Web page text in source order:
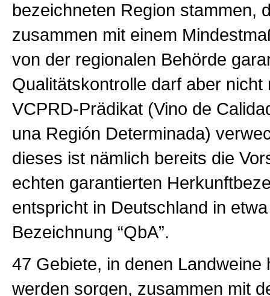
bezeichneten Region stammen,
zusammen mit einem
von der regionalen Behörde
Qualitätskontrolle darf aber nicht
VCPRD-Prädikat (Vino de
una Región Determinada)
dieses ist nämlich bereits die
echten garantierten
entspricht in Deutschland in
Bezeichnung “QbA”.
47 Gebiete, in denen Landweine
werden sorgen, zusammen mit